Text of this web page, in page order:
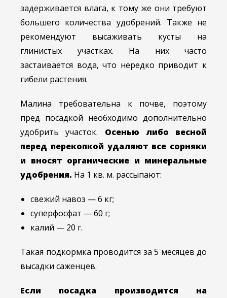
задерживается влага, к тому же они требуют
большего количества удобрений. Также не
рекомендуют высаживать кусты на
глинистых участках. На них часто
застаивается вода, что нередко приводит к
гибели растения.
Малина требовательна к почве, поэтому
пред посадкой необходимо дополнительно
удобрить участок. Осенью либо весной
перед перекопкой удаляют все сорняки
и вносят органические и минеральные
удобрения. На 1 кв. м. рассыпают:
свежий навоз — 6 кг;
суперфосфат — 60 г;
калий — 20 г.
Такая подкормка проводится за 5 месяцев до
высадки саженцев.
Если посадка производится на